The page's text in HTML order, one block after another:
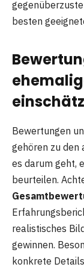
besten
Bewertungen
gehören zu den
es darum geht,
beurteilen.
realistisches
gewinnen.
konkrete